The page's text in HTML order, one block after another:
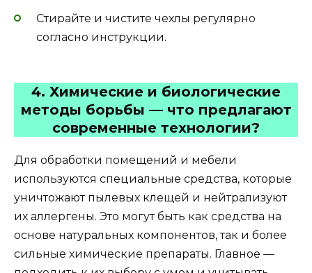
Стирайте и чистите чехлы регулярно
согласно инструкции.
4. Химические и биологические
методы борьбы — что предлагают
современные технологии?
Для обработки помещений и мебели
используются специальные средства, которые
уничтожают пылевых клещей и нейтрализуют
их аллергены. Это могут быть как средства на
основе натуральных компонентов, так и более
сильные химические препараты. Главное —